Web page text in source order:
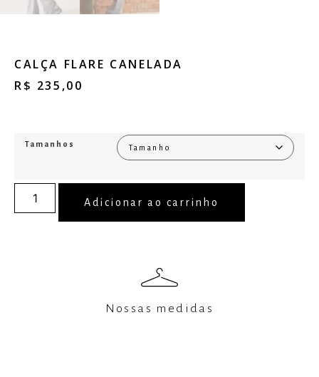
CALÇA FLARE CANELADA
R$ 235,00
Tamanhos
Adicionar ao carrinho
Nossas medidas